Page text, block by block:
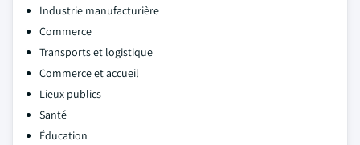
Industrie manufacturière
Commerce
Transports et logistique
Commerce et accueil
Lieux publics
Santé
Éducation